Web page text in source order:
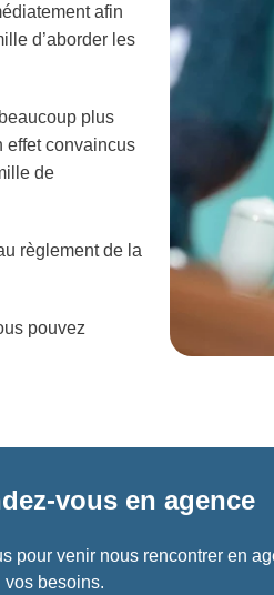
afin
d’aborder les
plus
effet convaincus
de
règlement de la
pouvez
vous en agence
venir nous rencontrer en
vos besoins.